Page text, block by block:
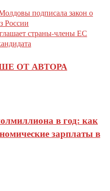
подписала закон о
России
страны-члены ЕС
ОТ АВТОРА
в год: как
зарплаты в